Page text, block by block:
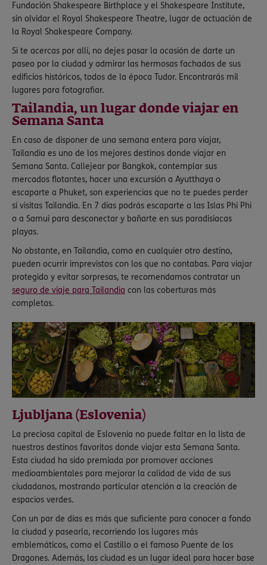
Fundación Shakespeare Birthplace y el Shakespeare Institute,
sin olvidar el Royal Shakespeare Theatre, lugar de actuación de
la Royal Shakespeare Company.
Si te acercas por allí, no dejes pasar la ocasión de darte un
paseo por la ciudad y admirar las hermosas fachadas de sus
edificios históricos, todos de la época Tudor. Encontrarás mil
lugares para fotografiar.
Tailandia, un lugar donde viajar en
Semana Santa
En caso de disponer de una semana entera para viajar,
Tailandia es uno de los mejores destinos donde viajar en
Semana Santa. Callejear por Bangkok, contemplar sus
mercados flotantes, hacer una excursión a Ayutthaya o
escaparte a Phuket, son experiencias que no te puedes perder
si visitas Tailandia. En 7 días podrás escaparte a las Islas Phi Phi
o a Samui para desconectar y bañarte en sus paradisiacas
playas.
No obstante, en Tailandia, como en cualquier otro destino,
pueden ocurrir imprevistos con los que no contabas. Para viajar
protegido y evitar sorpresas, te recomendamos contratar un
seguro de viaje para Tailandia con las coberturas más
completas.
Ljubljana (Eslovenia)
La preciosa capital de Eslovenia no puede faltar en la lista de
nuestros destinos favoritos donde viajar esta Semana Santa.
Esta ciudad ha sido premiada por promover acciones
medioambientales para mejorar la calidad de vida de sus
ciudadanos, mostrando particular atención a la creación de
espacios verdes.
Con un par de días es más que suficiente para conocer a fondo
la ciudad y pasearla, recorriendo los lugares más
emblemáticos, como el Castillo o el famoso Puente de los
Dragones. Además, las ciudad es un lugar ideal para hacer base